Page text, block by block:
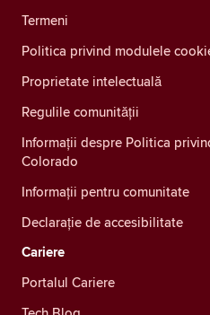
Termeni
Politica privind modulele
Proprietate intelectuală
Regulile comunității
Informații despre Politica
Colorado
Informații pentru comunitate
Declarație de accesibilitate
Cariere
Portalul Cariere